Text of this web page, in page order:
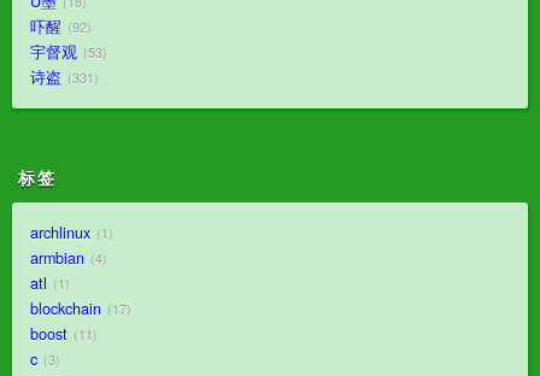
吓醒 92
宇督观 53
诗盗 331
标签
archlinux 1
armbian 4
atl 1
blockchain 17
boost 11
c 3